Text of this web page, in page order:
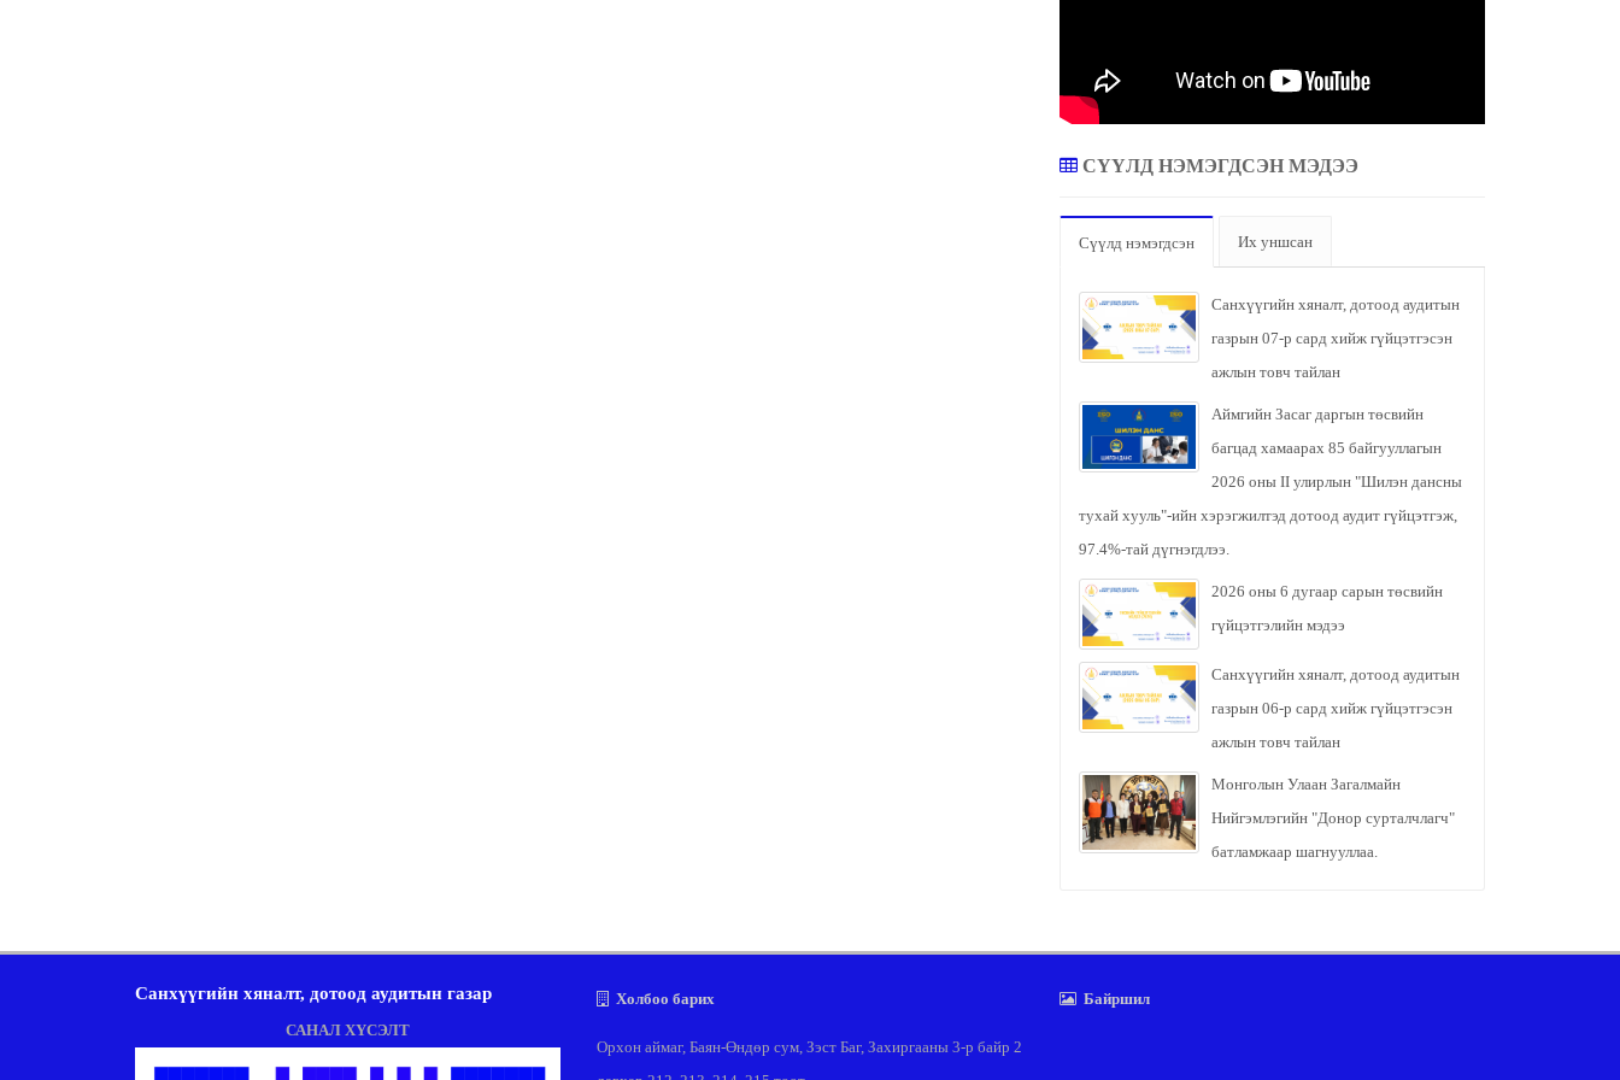
СҮҮЛД НЭМЭГДСЭН МЭДЭЭ
Сүүлд нэмэгдсэн Их уншсан
Санхүүгийн хяналт, дотоод аудитын
газрын 07-р сард хийж гүйцэтгэсэн
ажлын товч тайлан
Аймгийн Засаг даргын төсвийн
багцад хамаарах 85 байгууллагын
2026 оны II улирлын "Шилэн дансны
тухай хууль"-ийн хэрэгжилтэд дотоод аудит гүйцэтгэж,
97.4%-тай дүгнэгдлээ.
2026 оны 6 дугаар сарын төсвийн
гүйцэтгэлийн мэдээ
Санхүүгийн хяналт, дотоод аудитын
газрын 06-р сард хийж гүйцэтгэсэн
ажлын товч тайлан
Монголын Улаан Загалмайн
Нийгэмлэгийн "Донор сурталчлагч"
батламжаар шагнууллаа.
Санхүүгийн хяналт, дотоод аудитын газар
САНАЛ ХҮСЭЛТ
Холбоо барих
Орхон аймаг, Баян-Өндөр сум, Зэст Баг, Захиргааны 3-р байр 2
Байршил